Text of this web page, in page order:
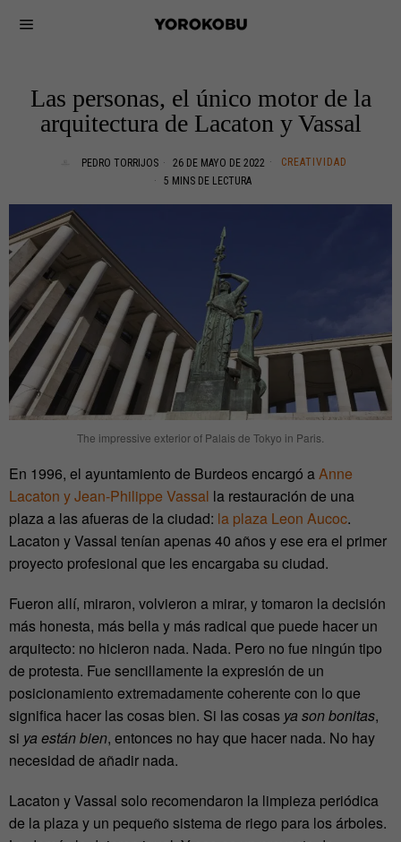
Las personas, el único motor de la
arquitectura de Lacaton y Vassal
PEDRO TORRIJOS 26 DE MAYO DE 2022
CREATIVIDAD
5 MINS DE LECTURA
The impressive exterior of Palais de Tokyo in Paris.
En 1996, el ayuntamiento de Burdeos encargó aAnne
Lacaton y Jean-Philippe Vassal la restauración de una
plaza a las afueras de la ciudad: la plaza Leon Aucoc.
Lacaton y Vassal tenían apenas 40 años y ese era el primer
proyecto profesional que les encargaba su ciudad.
Fueron allí, miraron, volvieron a mirar, y tomaron la decisión
más honesta, más bella y más radical que puede hacer un
arquitecto: no hicieron nada. Nada. Pero no fue ningún tipo
de protesta. Fue sencillamente la expresión de un
posicionamiento extremadamente coherente con lo que
significa hacer las cosas bien. Si las cosas ya son bonitas,
si ya están bien, entonces no hay que hacer nada. No hay
necesidad de añadir nada.
Lacaton y Vassal solo recomendaron la limpieza periódica
de la plaza y un pequeño sistema de riego para los árboles.